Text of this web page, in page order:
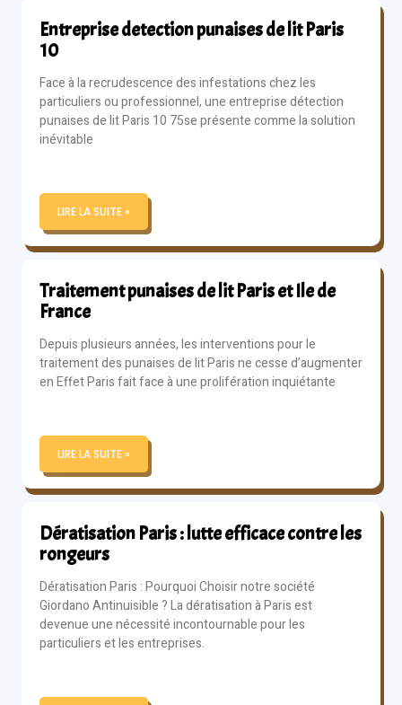
Entreprise detection punaises de lit Paris
10
Face à la recrudescence des infestations chez les
particuliers ou professionnel, une entreprise détection
punaises de lit Paris 10 75se présente comme la solution
inévitable
LIRE LA SUITE »
Traitement punaises de lit Paris et Ile de
France
Depuis plusieurs années, les interventions pour le
traitement des punaises de lit Paris ne cesse d’augmenter
en Effet Paris fait face à une prolifération inquiétante
LIRE LA SUITE »
Dératisation Paris : lutte efficace contre les
rongeurs
Dératisation Paris : Pourquoi Choisir notre société
Giordano Antinuisible ? La dératisation à Paris est
devenue une nécessité incontournable pour les
particuliers et les entreprises.